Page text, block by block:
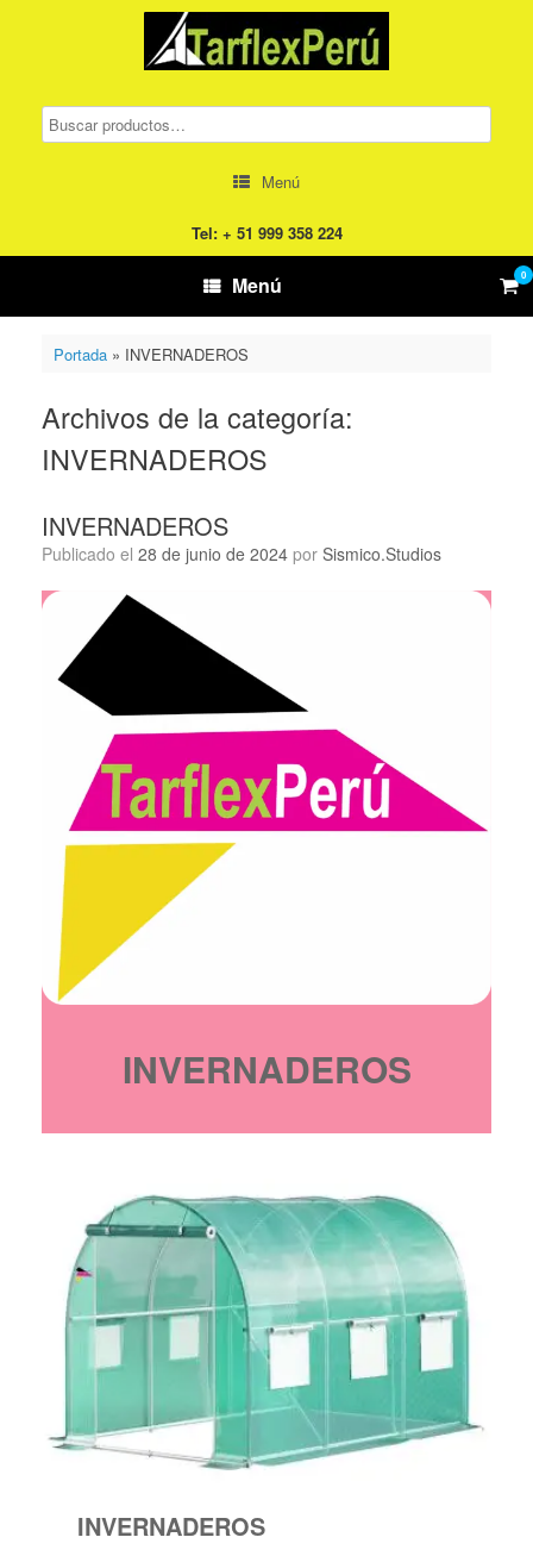
Menú
Tel: + 51 999 358 224
Menú Ver
el
0
Portada» INVERNADEROS
Archivos de la categoría:
INVERNADEROS
INVERNADEROS
Publicado el 28 de junio de 2024 por Sismico.Studios
INVERNADEROS
INVERNADEROS